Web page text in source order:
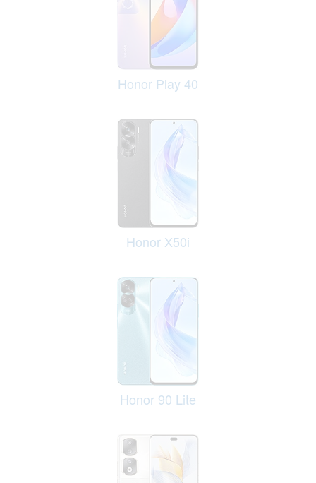
Honor Play 40
Honor X50i
Honor 90 Lite